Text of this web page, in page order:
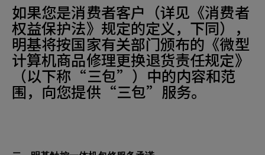
如果您是消费者客户（详见《消费者
权益保护法》规定的定义，下同），
明基将按国家有关部门颁布的《微型
计算机商品修理更换退货责任规定》
（以下称“三包”）中的内容和范
围，向您提供“三包”服务。